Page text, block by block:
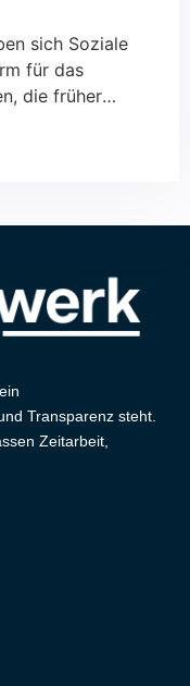
sich Soziale
für das
die früher
wie
haben, nutzen
sowohl den
so erfolgreich
Transparenz steht.
Zeitarbeit,